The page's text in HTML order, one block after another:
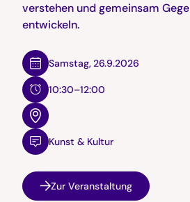
verstehen und gemeinsam
entwickeln.
Samstag,26.9.2026
10:30–12:00
Kunst & Kultur
Zur Veranstaltung